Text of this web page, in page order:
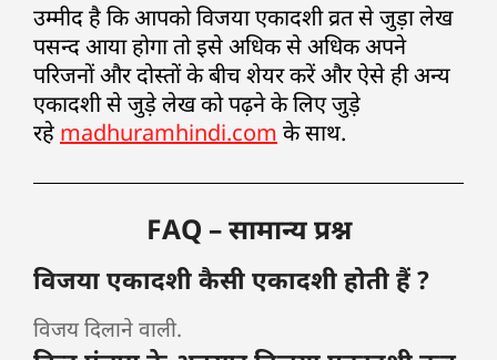
उम्मीद है कि आपको विजया एकादशी व्रत से जुड़ा लेख
पसन्द आया होगा तो इसे अधिक से अधिक अपने
परिजनों और दोस्तों के बीच शेयर करें और ऐसे ही अन्य
एकादशी से जुड़े लेख को पढ़ने के लिए जुड़े
रहे madhuramhindi.com के साथ.
FAQ – सामान्य प्रश्न
विजया एकादशी कैसी एकादशी होती हैं ?
विजय दिलाने वाली.